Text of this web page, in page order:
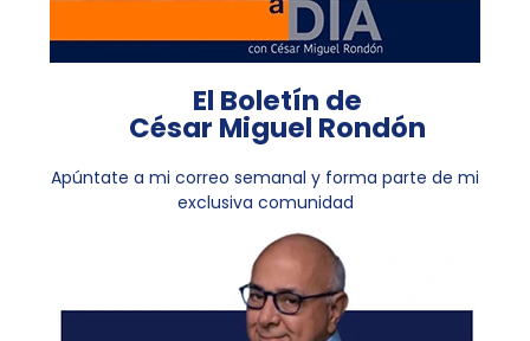
El Boletín de
César Miguel Rondón
Apúntate a mi correo semanal y forma parte de mi
exclusiva comunidad